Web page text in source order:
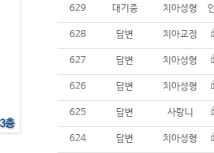
629 대기중 치아성형
628 답변 치아교정
627 답변 치아성형
626 답변 치아성형
625 답변 사랑니
624 답변 치아성형